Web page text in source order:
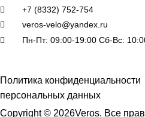
+7 (8332) 752-754
veros-velo@yandex.ru
Пн-Пт: 09:00-19:00 Сб-Вс:
Политика конфиденциальности
персональных данных
Copyright © 2026Veros. Все